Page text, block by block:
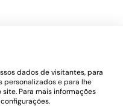
Inc., Google LLC,
oficiais. Somos um
dados de visitantes, para
personalizados e para lhe
Para mais informações